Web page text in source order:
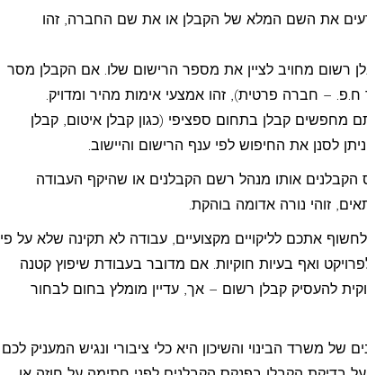
את השם המלא של הקבלן או את שם החברה, זהו
רשום מחויב לציין את מספר הרישום שלו. אם הקבלן מסר
– חברה פרטית), זהו אמצעי אימות מהיר ומדויק.
מחפשים קבלן בתחום ספציפי (כגון קבלן איטום, קבלן
לסנן את החיפוש לפי ענף הרישום והיישוב.
הקבלנים אותו מנהל רשם הקבלנים או שהיקף העבודה
זוהי נורה אדומה בוהקת.
אתכם לליקויים מקצועיים, עבודה לא תקינה שלא על פי
ואף בעיות חוקיות. אם מדובר בעבודת שיפוץ קטנה
להעסיק קבלן רשום – אך, עדיין מומלץ בחום לבחור
משרד הבינוי והשיכון היא כלי ציבורי ונגיש המעניק לכם